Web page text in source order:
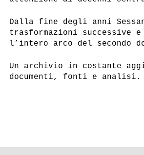
Dalla fine degli anni
trasformazioni
l’intero arco del secondo
Un archivio in costante
documenti, fonti e analisi.